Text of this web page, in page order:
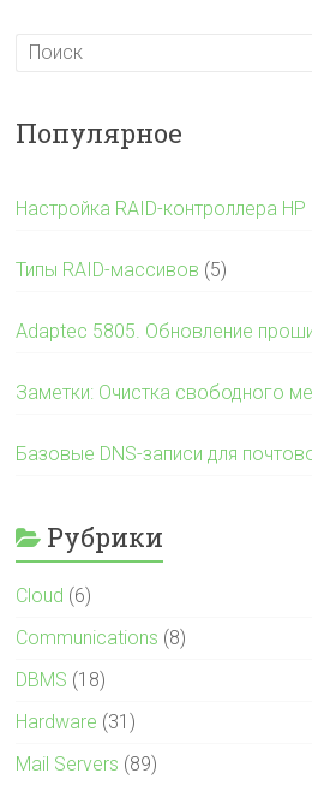
Популярное
Настройка RAID-контроллера
Типы RAID-массивов (5)
Adaptec 5805. Обновление
Заметки: Очистка свободного
Базовые DNS-записи для
Рубрики
Cloud (6)
Communications (8)
DBMS (18)
Hardware (31)
Mail Servers (89)